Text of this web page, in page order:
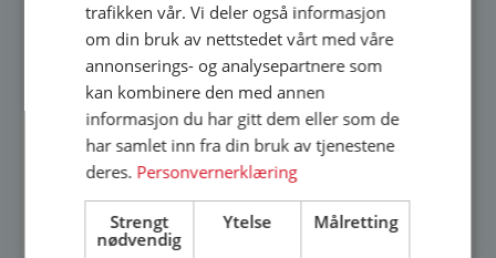
Leveres med foringsspor
Alle mål er utvendige karmmål.
Hengslingsside angis fra utside.
trafikken vår. Vi deler også informasjon
om din bruk av nettstedet vårt med våre
annonserings- og analysepartnere som
kan kombinere den med annen
informasjon du har gitt dem eller som de
har samlet inn fra din bruk av tjenestene
deres. Personvernerklæring
Strengt
nødvendig
Ytelse Målretting